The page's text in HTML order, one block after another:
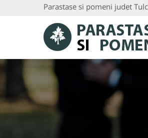
Parastase si pomeni judet